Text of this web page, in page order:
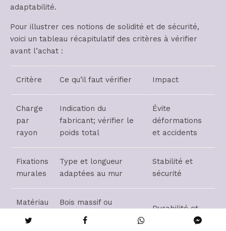
adaptabilité.
Pour illustrer ces notions de solidité et de sécurité,
voici un tableau récapitulatif des critères à vérifier
avant l’achat :
Critère Ce qu’il faut vérifier Impact
Charge
par
rayon
Indication du
fabricant; vérifier le
poids total
Évite
déformations
et accidents
Fixations
murales
Type et longueur
adaptées au mur
Stabilité et
sécurité
Matériau
cadre
Bois massif ou
Durabilité et